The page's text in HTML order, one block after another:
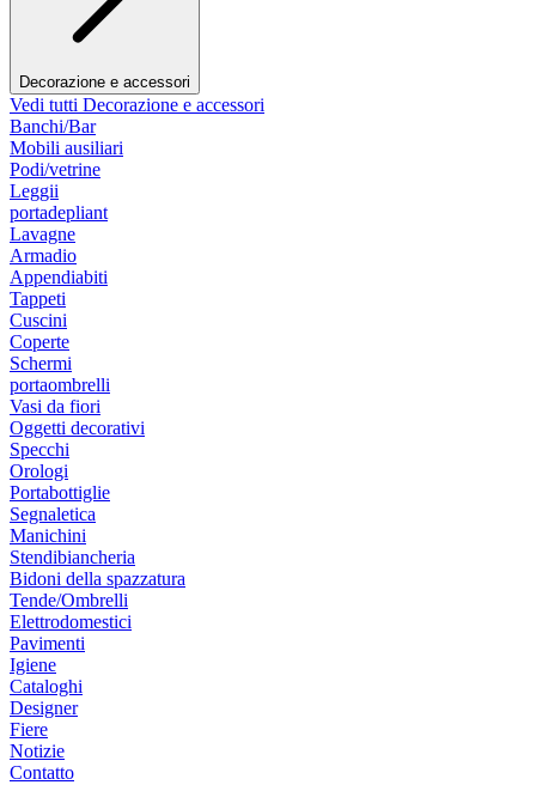
Decorazione e accessori
Vedi tutti Decorazione e accessori
Banchi/Bar
Mobili ausiliari
Podi/vetrine
Leggii
portadepliant
Lavagne
Armadio
Appendiabiti
Tappeti
Cuscini
Coperte
Schermi
portaombrelli
Vasi da fiori
Oggetti decorativi
Specchi
Orologi
Portabottiglie
Segnaletica
Manichini
Stendibiancheria
Bidoni della spazzatura
Tende/Ombrelli
Elettrodomestici
Pavimenti
Igiene
Cataloghi
Designer
Fiere
Notizie
Contatto